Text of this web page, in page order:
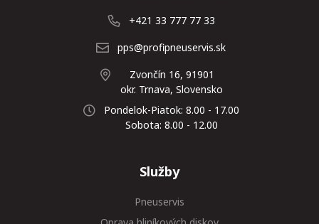
+421 33 777 77 33
pps@profipneuservis.sk
Zvončín 16, 91901
okr. Trnava, Slovensko
Pondelok-Piatok: 8.00 - 17.00
Sobota: 8.00 - 12.00
Služby
Pneuservis